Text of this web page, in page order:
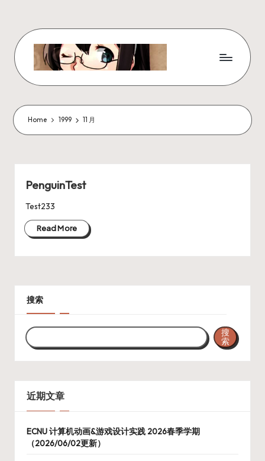
content
W
x
z
ui
r
_
N
ot
e
Home 1999 11 月
PenguinTest
Test233
Read More
搜索
搜
索
近期文章
ECNU 计算机动画&游戏设计实践 2026春季学期
（2026/06/02更新）